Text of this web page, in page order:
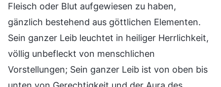
Fleisch oder Blut aufgewiesen zu haben,
gänzlich bestehend aus göttlichen Elementen.
Sein ganzer Leib leuchtet in heiliger Herrlichkeit,
völlig unbefleckt von menschlichen
Vorstellungen; Sein ganzer Leib ist von oben bis